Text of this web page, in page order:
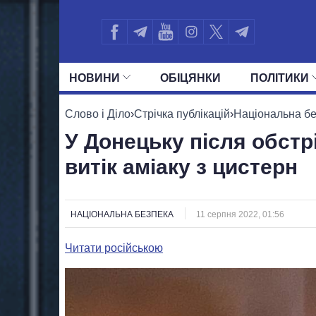
НОВИНИ ОБIЦЯНКИ ПОЛIТИКИ
УСІ ПОЛІТИКИ ПРЕЗИДЕНТ І
Слово і Діло›Стрічка публікацій›Національна
У Донецьку після
витік аміаку з цистерн
НАЦІОНАЛЬНА БЕЗПЕКА 11 серпня 2022, 01:56
Читати російською